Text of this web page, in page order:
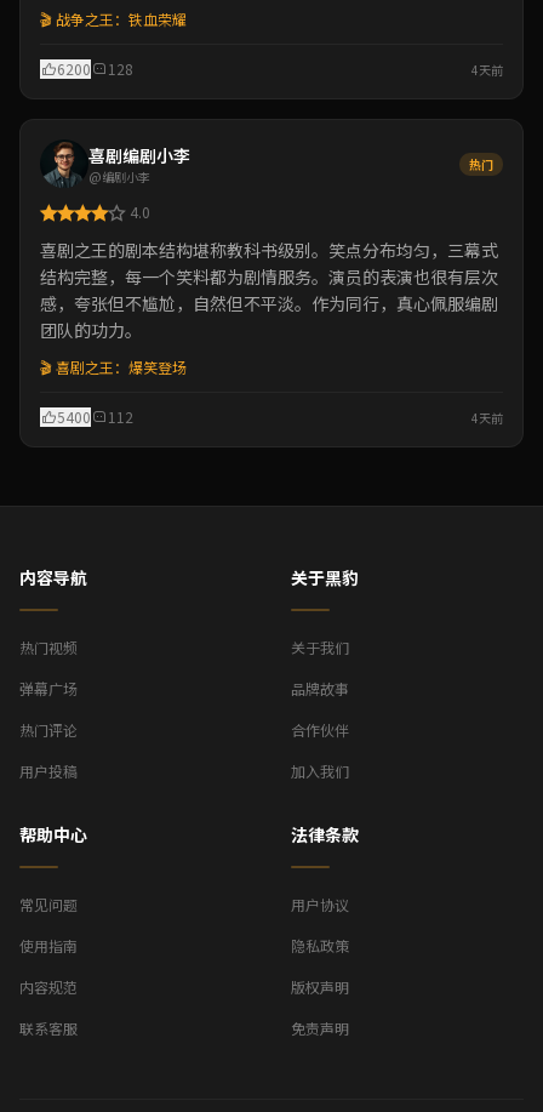
🎬 战争之王：铁血荣耀
6200 128 4天前
喜剧编剧小李
@编剧小李
热门
4.0
喜剧之王的剧本结构堪称教科书级别。笑点分布均匀，三幕式
结构完整，每一个笑料都为剧情服务。演员的表演也很有层次
感，夸张但不尴尬，自然但不平淡。作为同行，真心佩服编剧
团队的功力。
🎬 喜剧之王：爆笑登场
5400 112 4天前
内容导航
热门视频
弹幕广场
热门评论
用户投稿
关于黑豹
关于我们
品牌故事
合作伙伴
加入我们
帮助中心
常见问题
使用指南
内容规范
联系客服
法律条款
用户协议
隐私政策
版权声明
免责声明